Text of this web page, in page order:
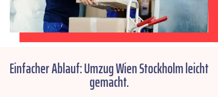
Einfacher Ablauf: Umzug Wien Stockholm leicht
gemacht.